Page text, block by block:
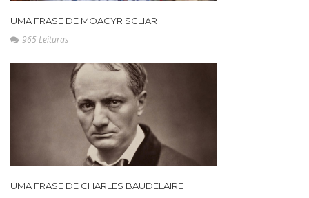
UMA FRASE DE MOACYR SCLIAR
965 Leituras
UMA FRASE DE CHARLES BAUDELAIRE